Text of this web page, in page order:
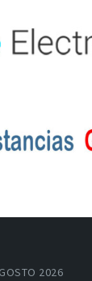
2026